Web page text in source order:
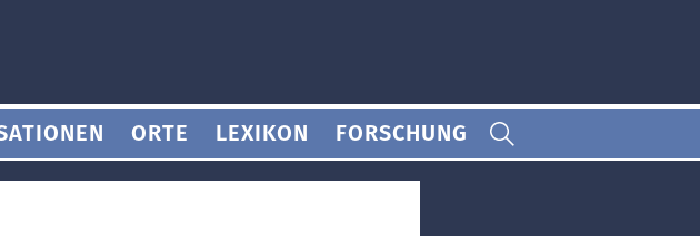
ORTE LEXIKON FORSCHUNG